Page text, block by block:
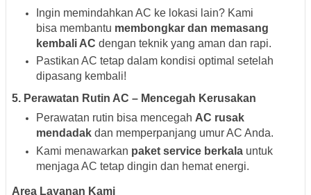
Ingin memindahkan AC ke lokasi lain? Kami
bisa membantu membongkar dan memasang
kembali AC dengan teknik yang aman dan rapi.
Pastikan AC tetap dalam kondisi optimal setelah
dipasang kembali!
5. Perawatan Rutin AC – Mencegah Kerusakan
Perawatan rutin bisa mencegah AC rusak
mendadak dan memperpanjang umur AC Anda.
Kami menawarkan paket service berkala untuk
menjaga AC tetap dingin dan hemat energi.
Area Layanan Kami